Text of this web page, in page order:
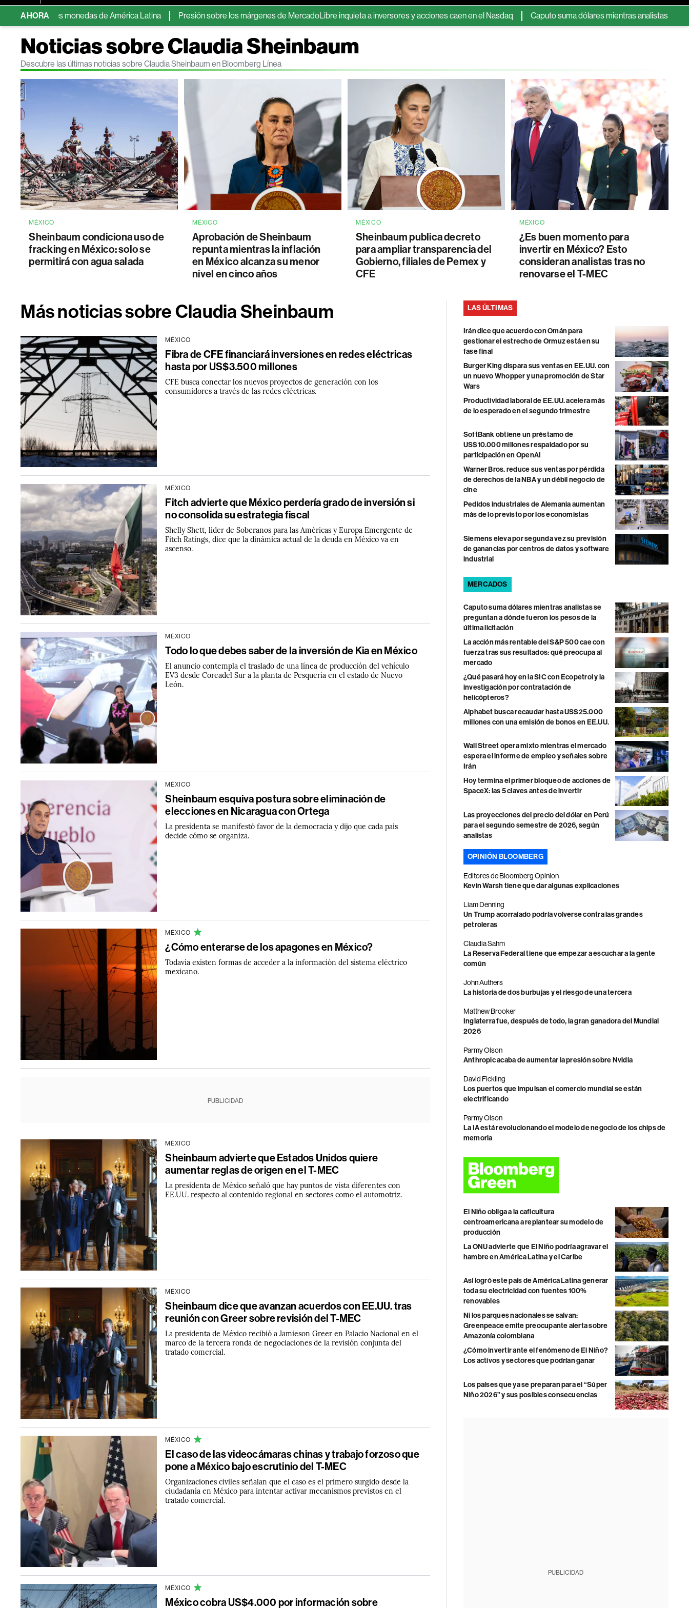
AHORA
tres monedas de América Latina Presión sobre los márgenes de MercadoLibre inquieta a inversores y acciones caen en el Nasdaq Caputo suma dólares mientras analistas se preguntan a
Noticias sobre Claudia Sheinbaum
Descubre las últimas noticias sobre Claudia Sheinbaum en Bloomberg Línea
MÉXICO
Sheinbaum condiciona uso de
fracking en México: solo se
permitirá con agua salada
MÉXICO
Aprobación de Sheinbaum
repunta mientras la inflación
en México alcanza su menor
nivel en cinco años
MÉXICO
Sheinbaum publica decreto
para ampliar transparencia del
Gobierno, filiales de Pemex y
CFE
MÉXICO
¿Es buen momento para
invertir en México? Esto
consideran analistas tras no
renovarse el T-MEC
Más noticias sobre Claudia Sheinbaum
MÉXICO
Fibra de CFE financiará inversiones en redes eléctricas
hasta por US$3.500 millones
CFE busca conectar los nuevos proyectos de generación con los
consumidores a través de las redes eléctricas.
MÉXICO
Fitch advierte que México perdería grado de inversión si
no consolida su estrategia fiscal
Shelly Shett, líder de Soberanos para las Américas y Europa Emergente de
Fitch Ratings, dice que la dinámica actual de la deuda en México va en
ascenso.
MÉXICO
Todo lo que debes saber de la inversión de Kia en México
El anuncio contempla el traslado de una línea de producción del vehículo
EV3 desde Coreadel Sur a la planta de Pesquería en el estado de Nuevo
León.
MÉXICO
Sheinbaum esquiva postura sobre eliminación de
elecciones en Nicaragua con Ortega
La presidenta se manifestó favor de la democracia y dijo que cada país
decide cómo se organiza.
MÉXICO
¿Cómo enterarse de los apagones en México?
Todavía existen formas de acceder a la información del sistema eléctrico
mexicano.
PUBLICIDAD
MÉXICO
Sheinbaum advierte que Estados Unidos quiere
aumentar reglas de origen en el T-MEC
La presidenta de México señaló que hay puntos de vista diferentes con
EE.UU. respecto al contenido regional en sectores como el automotriz.
MÉXICO
Sheinbaum dice que avanzan acuerdos con EE.UU. tras
reunión con Greer sobre revisión del T-MEC
La presidenta de México recibió a Jamieson Greer en Palacio Nacional en el
marco de la tercera ronda de negociaciones de la revisión conjunta del
tratado comercial.
MÉXICO
El caso de las videocámaras chinas y trabajo forzoso que
pone a México bajo escrutinio del T-MEC
Organizaciones civiles señalan que el caso es el primero surgido desde la
ciudadanía en México para intentar activar mecanismos previstos en el
tratado comercial.
MÉXICO
México cobra US$4.000 por información sobre
LAS ÚLTIMAS
Irán dice que acuerdo con Omán para
gestionar el estrecho de Ormuz está en su
fase final
Burger King dispara sus ventas en EE.UU. con
un nuevo Whopper y una promoción de Star
Wars
Productividad laboral de EE.UU. acelera más
de lo esperado en el segundo trimestre
SoftBank obtiene un préstamo de
US$10.000 millones respaldado por su
participación en OpenAI
Warner Bros. reduce sus ventas por pérdida
de derechos de la NBA y un débil negocio de
cine
Pedidos industriales de Alemania aumentan
más de lo previsto por los economistas
Siemens eleva por segunda vez su previsión
de ganancias por centros de datos y software
industrial
MERCADOS
Caputo suma dólares mientras analistas se
preguntan a dónde fueron los pesos de la
última licitación
La acción más rentable del S&P 500 cae con
fuerza tras sus resultados: qué preocupa al
mercado
¿Qué pasará hoy en la SIC con Ecopetrol y la
investigación por contratación de
helicópteros?
Alphabet busca recaudar hasta US$25.000
millones con una emisión de bonos en EE.UU.
Wall Street opera mixto mientras el mercado
espera el informe de empleo y señales sobre
Irán
Hoy termina el primer bloqueo de acciones de
SpaceX: las 5 claves antes de invertir
Las proyecciones del precio del dólar en Perú
para el segundo semestre de 2026, según
analistas
OPINIÓN BLOOMBERG
Editores de Bloomberg Opinion
Kevin Warsh tiene que dar algunas explicaciones
Liam Denning
Un Trump acorralado podría volverse contra las grandes
petroleras
Claudia Sahm
La Reserva Federal tiene que empezar a escuchar a la gente
común
John Authers
La historia de dos burbujas y el riesgo de una tercera
Matthew Brooker
Inglaterra fue, después de todo, la gran ganadora del Mundial
2026
Parmy Olson
Anthropic acaba de aumentar la presión sobre Nvidia
David Fickling
Los puertos que impulsan el comercio mundial se están
electrificando
Parmy Olson
La IA está revolucionando el modelo de negocio de los chips de
memoria
El Niño obliga a la caficultura
centroamericana a replantear su modelo de
producción
La ONU advierte que El Niño podría agravar el
hambre en América Latina y el Caribe
Así logró este país de América Latina generar
toda su electricidad con fuentes 100%
renovables
Ni los parques nacionales se salvan:
Greenpeace emite preocupante alerta sobre
Amazonía colombiana
¿Cómo invertir ante el fenómeno de El Niño?
Los activos y sectores que podrían ganar
Los países que ya se preparan para el “Súper
Niño 2026” y sus posibles consecuencias
PUBLICIDAD